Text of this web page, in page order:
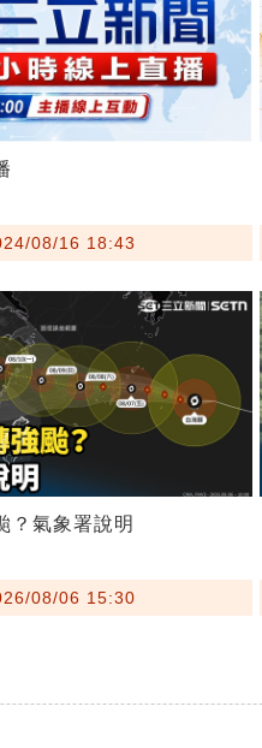
08/16 18:43
？氣象署說明
08/06 15:30